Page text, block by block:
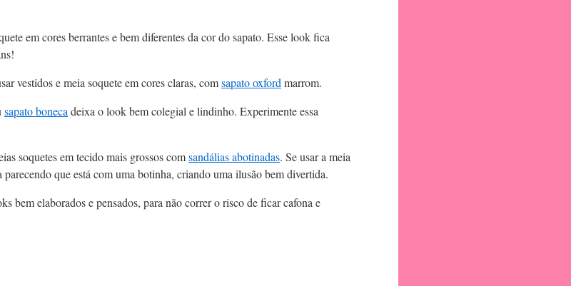
em cores berrantes e bem diferentes da cor do sapato. Esse look fica
vestidos e meia soquete em cores claras, comsapato oxford marrom.
sapato boneca deixa o look bem colegial e lindinho. Experimente essa
soquetes em tecido mais grossos comsandálias abotinadas. Se usar a meia
que está com uma botinha, criando uma ilusão bem divertida.
bem elaborados e pensados, para não correr o risco de ficar cafona e